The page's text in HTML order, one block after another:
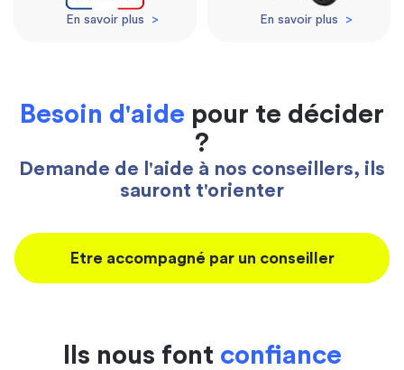
En savoir plus > En savoir plus >
Besoin d'aide pour te décider
?
Demande de l'aide à nos conseillers, ils
sauront t'orienter
Etre accompagné par un conseiller
Ils nous font confiance